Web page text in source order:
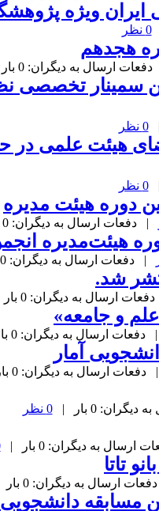
ویژه
0 نظر
ارسال به دیگران: 0 بار |
سمینار تخصصی
0 نظر
هیئت علمی در
0 نظر
دوره هیئت مدیره
| دفعات ارسال به دیگران: 0 بار |
هیئت‌مدیره
| دفعات ارسال به دیگران: 0 بار |
شد.
ارسال به دیگران: 0 بار |
و جامعه»
دفعات ارسال به دیگران: 0 بار |
دفعات ارسال به دیگران: 0 بار |
0 بار | 0 نظر
ارسال به دیگران: 0 بار |
تاتا
ارسال به دیگران: 0 بار |